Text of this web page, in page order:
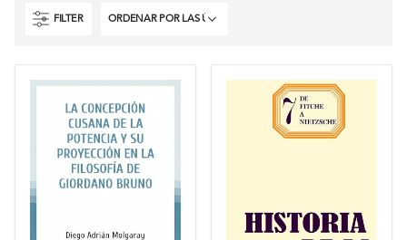
FILTER